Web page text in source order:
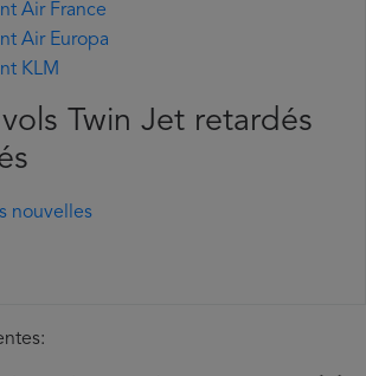
Air France
Air Europa
KLM
Twin Jet retardés
nouvelles